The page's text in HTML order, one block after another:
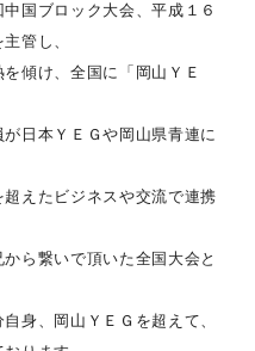
国ブロック大会、平成１６
管し、
傾け、全国に「岡山ＹＥ
日本ＹＥＧや岡山県青連に
えたビジネスや交流で連携
ら繋いで頂いた全国大会と
身、岡山ＹＥＧを超えて、